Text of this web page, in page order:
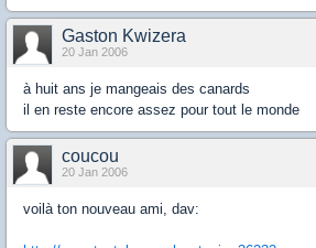
Gaston Kwizera
20 Jan 2006
à huit ans je mangeais des canards
il en reste encore assez pour tout le monde
coucou
20 Jan 2006
voilà ton nouveau ami, dav: